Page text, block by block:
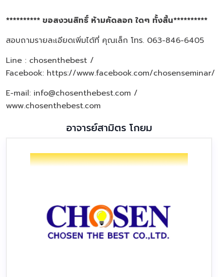
********** ขอสงวนสิทธิ์ ห้ามคัดลอก ใดๆ ทั้งสิ้น**********
สอบถามรายละเอียดเพิ่มได้ที่ คุณเล็ก โทร. 063-846-6405
Line : chosenthebest /
Facebook: https://www.facebook.com/chosenseminar/
E-mail: info@chosenthebest.com /
www.chosenthebest.com
อาจารย์สามิตร โกยม